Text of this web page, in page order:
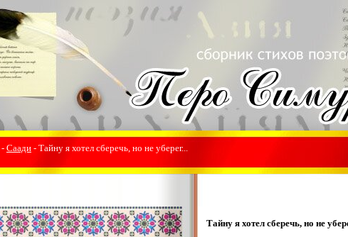
- Саади - Тайну я хотел сберечь, но не уберег...
Тайну я хотел сберечь, но не